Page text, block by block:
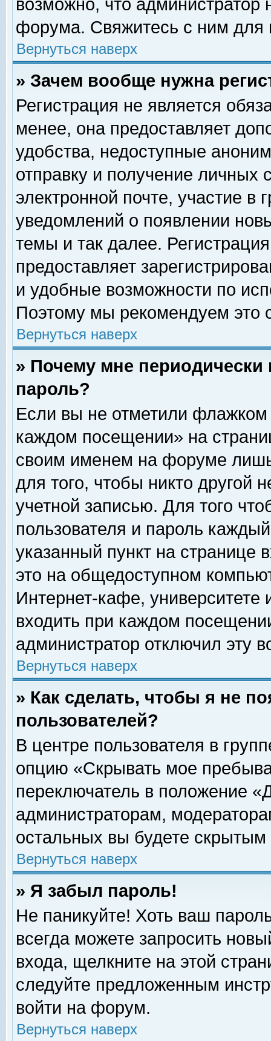
возможно, что
форума. Свяжитесь с ним для
Вернуться наверх
» Зачем вообще нужна
Регистрация не является
менее, она предоставляет
удобства, недоступные
отправку и получение личных
электронной почте, участие в
уведомлений о появлении
темы и так далее.
предоставляет
и удобные возможности по
Поэтому мы рекомендуем это
Вернуться наверх
» Почему мне
пароль?
Если вы не отметили флажком
каждом посещении» на
своим именем на форуме
для того, чтобы никто другой
учетной записью. Для того
пользователя и пароль
указанный пункт на
это на общедоступном
Интернет-кафе, университете
входить при каждом
администратор отключил эту
Вернуться наверх
» Как сделать, чтобы я не
пользователей?
В центре пользователя в
опцию «Скрывать мое
переключатель в положение
администраторам,
остальных вы будете скрытым
Вернуться наверх
» Я забыл пароль!
Не паникуйте! Хоть ваш
всегда можете запросить
входа, щелкните на этой
следуйте предложенным
войти на форум.
Вернуться наверх